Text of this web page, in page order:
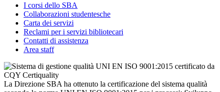
I corsi dello SBA
Collaborazioni studentesche
Carta dei servizi
Reclami per i servizi bibliotecari
Contatti di assistenza
Area staff
La Direzione SBA ha ottenuto la certificazione del sistema qualità